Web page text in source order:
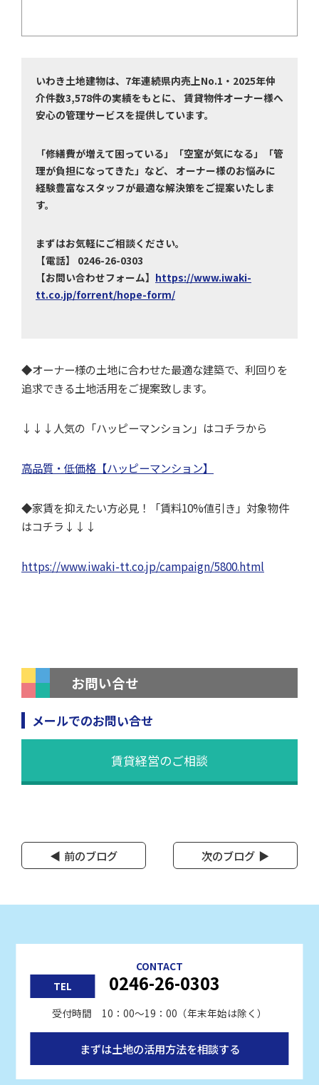
いわき土地建物は、7年連続県内売上No.1・2025年仲
介件数3,578件の実績をもとに、 賃貸物件オーナー様へ
安心の管理サービスを提供しています。
「修繕費が増えて困っている」「空室が気になる」「管
理が負担になってきた」など、 オーナー様のお悩みに
経験豊富なスタッフが最適な解決策をご提案いたしま
す。
まずはお気軽にご相談ください。
【電話】 0246-26-0303
【お問い合わせフォーム】 https://www.iwaki-
tt.co.jp/forrent/hope-form/
◆オーナー様の土地に合わせた最適な建築で、利回りを
追求できる土地活用をご提案致します。
↓↓↓人気の「ハッピーマンション」はコチラから
高品質・低価格【ハッピーマンション】
◆家賃を抑えたい方必見！「賃料10%値引き」対象物件
はコチラ↓↓↓
https://www.iwaki-tt.co.jp/campaign/5800.html
お問い合せ
メールでのお問い合せ
賃貸経営のご相談
前のブログ 次のブログ
CONTACT
TEL
0246-26-0303
受付時間 10：00〜19：00（年末年始は除く）
まずは土地の活用方法を相談する